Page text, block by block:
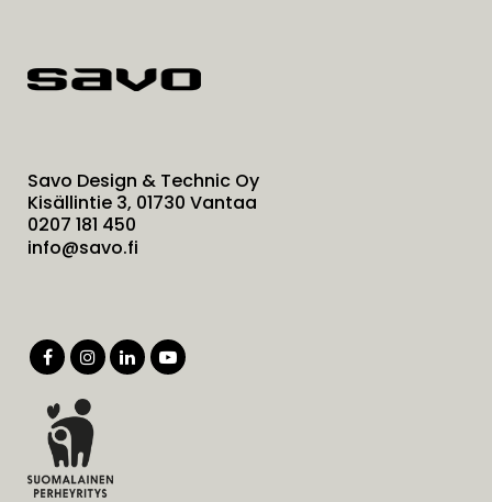
Savo Design & Technic Oy
Kisällintie 3, 01730 Vantaa
0207 181 450
info@savo.fi